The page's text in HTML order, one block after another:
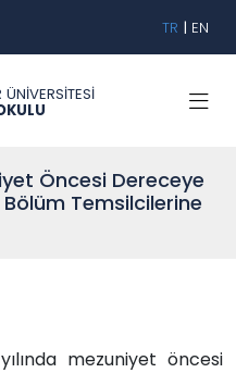
TR | EN
Öncesi Dereceye
Temsilcilerine
mezuniyet öncesi